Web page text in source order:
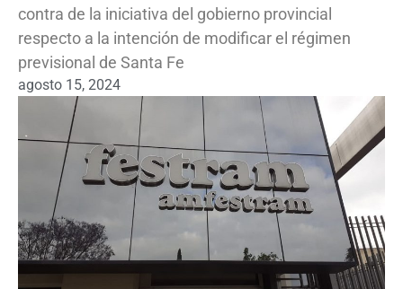
contra de la iniciativa del gobierno provincial
respecto a la intención de modificar el régimen
previsional de Santa Fe
agosto 15, 2024